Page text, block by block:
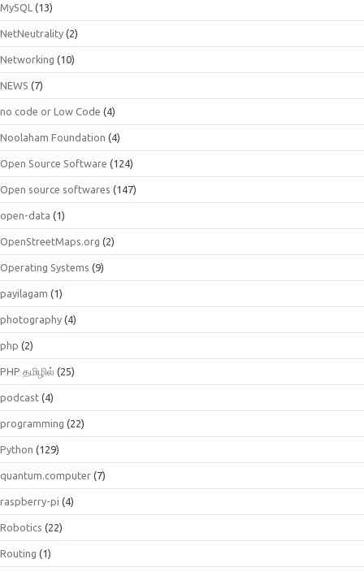
MySQL (13)
NetNeutrality (2)
Networking (10)
NEWS (7)
no code or Low Code (4)
Noolaham Foundation (4)
Open Source Software (124)
Open source softwares (147)
open-data (1)
OpenStreetMaps.org (2)
Operating Systems (9)
payilagam (1)
photography (4)
php (2)
PHP தமிழில் (25)
podcast (4)
programming (22)
Python (129)
quantum.computer (7)
raspberry-pi (4)
Robotics (22)
Routing (1)